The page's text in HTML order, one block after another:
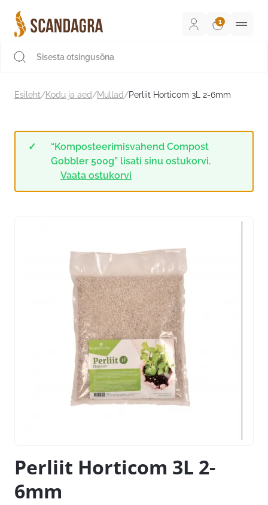
sisu
juurde
Esileht/Kodu ja aed/Mullad/Perliit Horticom 3L 2-6mm
“Komposteerimisvahend Compost
Gobbler 500g” lisati sinu ostukorvi.
Vaata ostukorvi
Perliit Horticom 3L 2-
6mm